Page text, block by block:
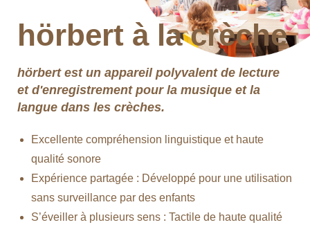
hörbert à la crèche
hörbert est un appareil polyvalent de lecture
et d'enregistrement pour la musique et la
langue dans les crèches.
Excellente compréhension linguistique et haute
qualité sonore
Expérience partagée : Développé pour une utilisation
sans surveillance par des enfants
S’éveiller à plusieurs sens : Tactile de haute qualité